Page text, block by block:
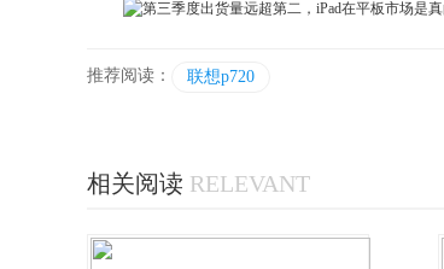
推荐阅读： 联想p720
相关阅读 RELEVANT